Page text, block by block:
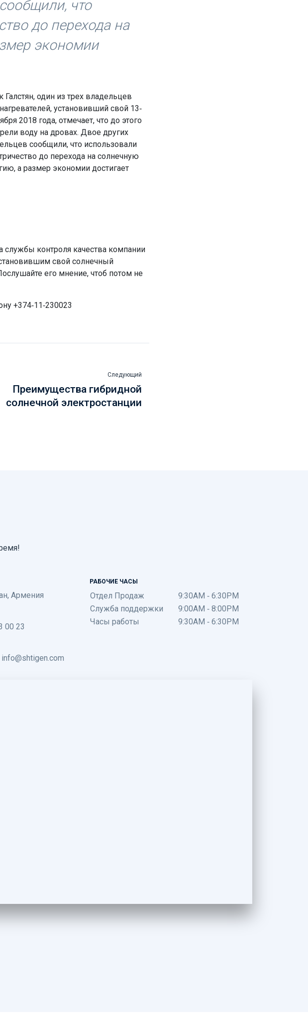
что
до перехода на
экономии
Галстян, один из трех владельцев
установивший свой 13-
2018 года, отмечает, что до этого
воду на дровах. Двое других
сообщили, что использовали
до перехода на солнечную
а размер экономии достигает
службы контроля качества компании
свой солнечный
его мнение, чтоб потом не
+374-11-230023
Следующий
Преимущества гибридной
солнечной электростанции
Армения
00 23
info@shtigen.com
РАБОЧИЕ ЧАСЫ
Отдел Продаж
9:30AM - 6:30PM
Служба поддержки
9:00AM - 8:00PM
Часы работы
9:30AM - 6:30PM